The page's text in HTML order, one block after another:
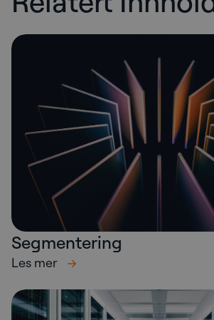
Segmentering
Les mer